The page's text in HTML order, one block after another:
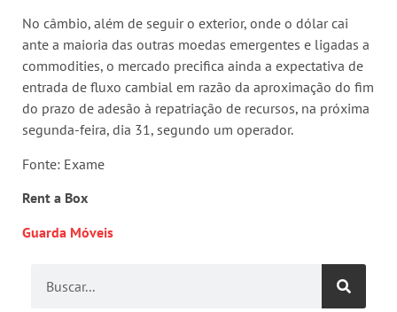
No câmbio, além de seguir o exterior, onde o dólar cai
ante a maioria das outras moedas emergentes e ligadas a
commodities, o mercado precifica ainda a expectativa de
entrada de fluxo cambial em razão da aproximação do fim
do prazo de adesão à repatriação de recursos, na próxima
segunda-feira, dia 31, segundo um operador.
Fonte: Exame
Rent a Box
Guarda Móveis